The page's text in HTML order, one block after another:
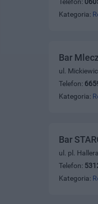
Kategoria:
Bar
ul.
Telefon:
Kategoria:
Bar
ul. pl.
Telefon:
Kategoria: